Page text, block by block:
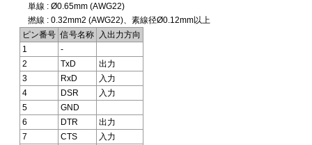
単線 : Ø0.65mm (AWG22)
撚線 : 0.32mm2 (AWG22)、素線径Ø0.12mm以上
ピン番号 信号名称
入出力方向
1
-
2
TxD
出力
3
RxD
入力
4
DSR
入力
5
GND
6
DTR
出力
7
CTS
入力